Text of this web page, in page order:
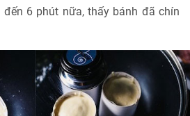
6 phút nữa, thấy bánh đã chín